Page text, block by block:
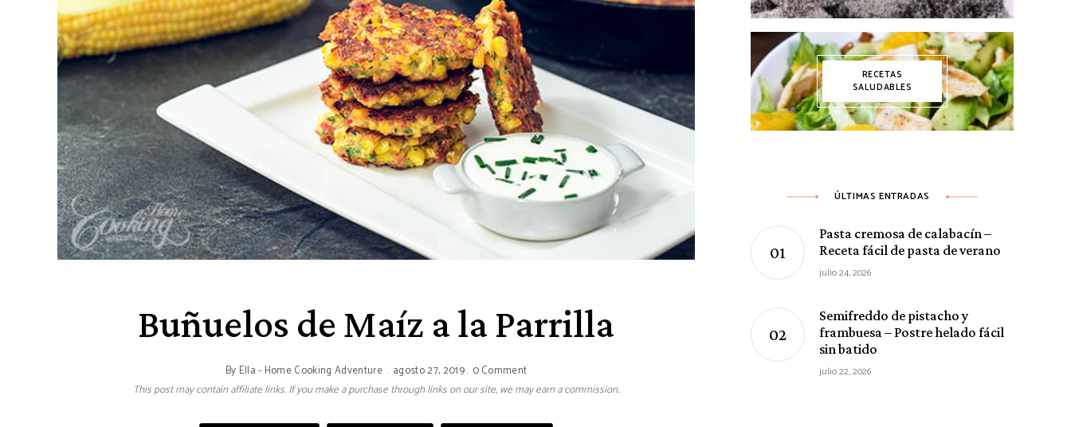
Buñuelos de Maíz a la Parrilla
By Ella - Home Cooking Adventure agosto 27, 2019 0 Comment
This post may contain affiliate links. If you make a purchase through links on our site, we may earn a commission.
RECETAS
SALUDABLES
ÚLTIMAS ENTRADAS
Pasta cremosa de calabacín –
Receta fácil de pasta de verano
julio 24, 2026
Semifreddo de pistacho y
frambuesa – Postre helado fácil
sin batido
julio 22, 2026